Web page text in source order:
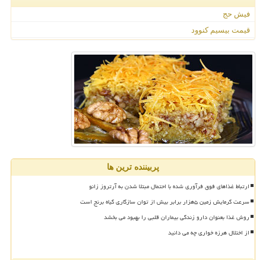
فیش حج
قیمت بیسیم کنوود
پربیننده ترین ها
ارتباط غذاهای فوق فرآوری شده با احتمال مبتلا شدن به آرتروز زانو
سرعت گرمایش زمین ۵هزار برابر بیش از توان سازگاری گیاه برنج است
روش غذا بعنوان دارو زندگی بیماران قلبی را بهبود می بخشد
از اختلال هرزه خواری چه می دانید